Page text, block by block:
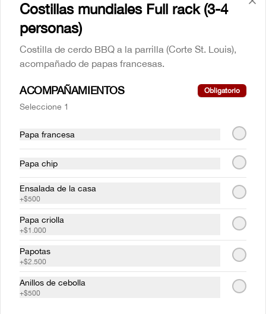
Costillas mundiales 1/4 rack
Costilla de cerdo BBQ  a la parrilla (Corte
St. Louis), acompañado de papas
francesas.
$46.000
Costillas mundiales Full rack
Costilla de cerdo BBQ  a la parrilla (Corte
Costillas mundiales Full rack (3-4
personas)
Costilla de cerdo BBQ a la parrilla (Corte St. Louis),
acompañado de papas francesas.
ACOMPAÑAMIENTOS Obligatorio
Seleccione 1
Papa francesa
Papa chip
Ensalada de la casa
+$500
Papa criolla
+$1.000
Papotas
+$2.500
Anillos de cebolla
+$500